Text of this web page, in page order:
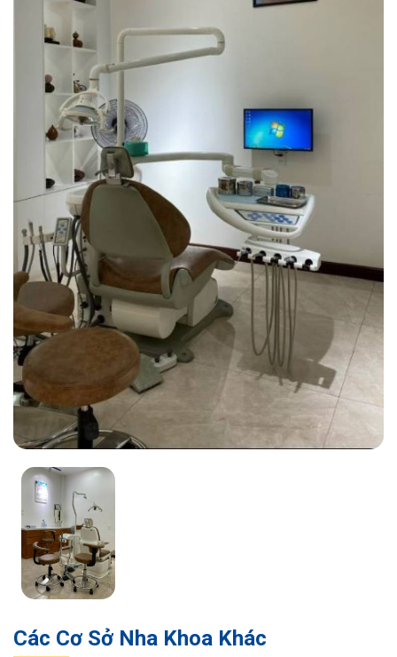
Các Cơ Sở Nha Khoa Khác